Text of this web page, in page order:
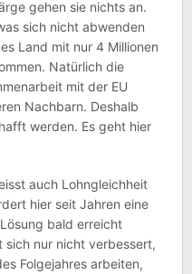
gehen sie nichts an.
sich nicht abwenden
Land mit nur 4 Millionen
Natürlich die
mit der EU
Nachbarn. Deshalb
werden. Es geht hier
auch Lohngleichheit
hier seit Jahren eine
bald erreicht
sich nur nicht verbessert,
Folgejahres arbeiten,